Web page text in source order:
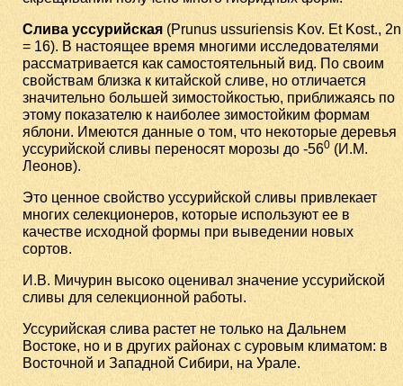
Слива уссурийская (Prunus ussuriensis Kov. Et Kost., 2n
= 16). В настоящее время многими исследователями
рассматривается как самостоятельный вид. По своим
свойствам близка к китайской сливе, но отличается
значительно большей зимостойкостью, приближаясь по
этому показателю к наиболее зимостойким формам
яблони. Имеются данные о том, что некоторые деревья
уссурийской сливы переносят морозы до -560 (И.М.
Леонов).
Это ценное свойство уссурийской сливы привлекает
многих селекционеров, которые используют ее в
качестве исходной формы при выведении новых
сортов.
И.В. Мичурин высоко оценивал значение уссурийской
сливы для селекционной работы.
Уссурийская слива растет не только на Дальнем
Востоке, но и в других районах с суровым климатом: в
Восточной и Западной Сибири, на Урале.